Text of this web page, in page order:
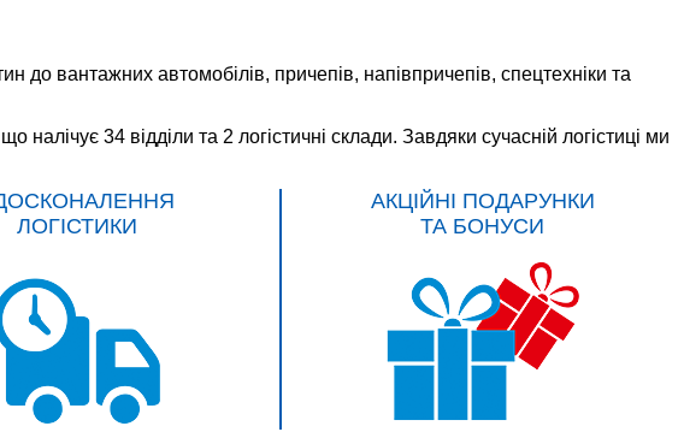
до вантажних автомобілів, причепів, напівпричепів, спецтехніки та
34 відділи та 2 логістичні склади. Завдяки сучасній логістиці ми
ЛОГІСТИКИ
АКЦІЙНІ ПОДАРУНКИ
ТА БОНУСИ